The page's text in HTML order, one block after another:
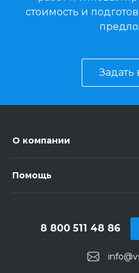
стоимость и
Задать
О компании
Помощь
8 800 511 48 86